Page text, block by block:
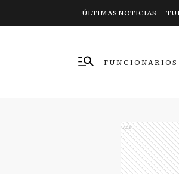
ÚLTIMAS NOTICIAS
FUNCIONARIOS
Ads